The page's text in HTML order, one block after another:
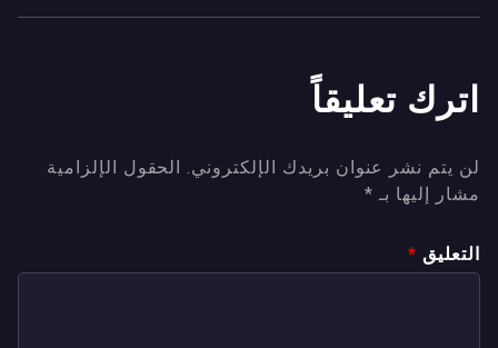
اترك تعليقاً
لن يتم نشر عنوان بريدك الإلكتروني. الحقول الإلزامية
مشار إليها بـ*
التعليق*